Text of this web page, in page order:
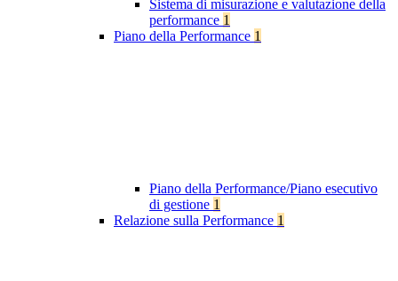
Sistema di misurazione e valutazione della
performance 1
Piano della Performance 1
Piano della Performance/Piano esecutivo
di gestione 1
Relazione sulla Performance 1